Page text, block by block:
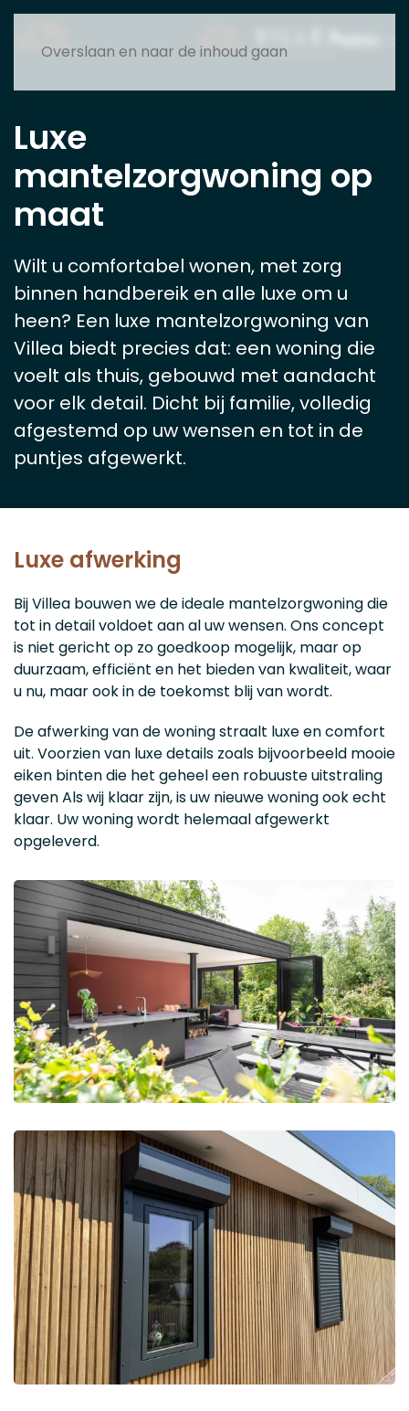
Overslaan en naar de inhoud gaan
Luxe
mantelzorgwoning op
maat
Wilt u comfortabel wonen, met zorg
binnen handbereik en alle luxe om u
heen? Een luxe mantelzorgwoning van
Villea biedt precies dat: een woning die
voelt als thuis, gebouwd met aandacht
voor elk detail. Dicht bij familie, volledig
afgestemd op uw wensen en tot in de
puntjes afgewerkt.
Luxe afwerking
Bij Villea bouwen we de ideale mantelzorgwoning die
tot in detail voldoet aan al uw wensen. Ons concept
is niet gericht op zo goedkoop mogelijk, maar op
duurzaam, efficiënt en het bieden van kwaliteit, waar
u nu, maar ook in de toekomst blij van wordt.
De afwerking van de woning straalt luxe en comfort
uit. Voorzien van luxe details zoals bijvoorbeeld mooie
eiken binten die het geheel een robuuste uitstraling
geven Als wij klaar zijn, is uw nieuwe woning ook echt
klaar. Uw woning wordt helemaal afgewerkt
opgeleverd.